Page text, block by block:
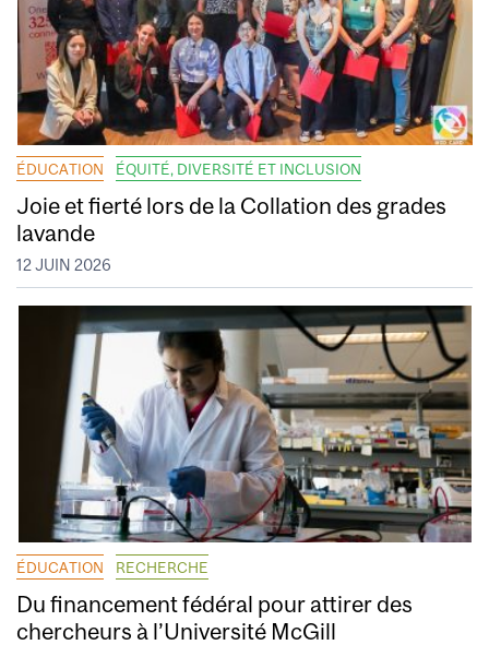
ÉDUCATION ÉQUITÉ, DIVERSITÉ ET INCLUSION
Joie et fierté lors de la Collation des grades
lavande
12 JUIN 2026
ÉDUCATION RECHERCHE
Du financement fédéral pour attirer des
chercheurs à l’Université McGill